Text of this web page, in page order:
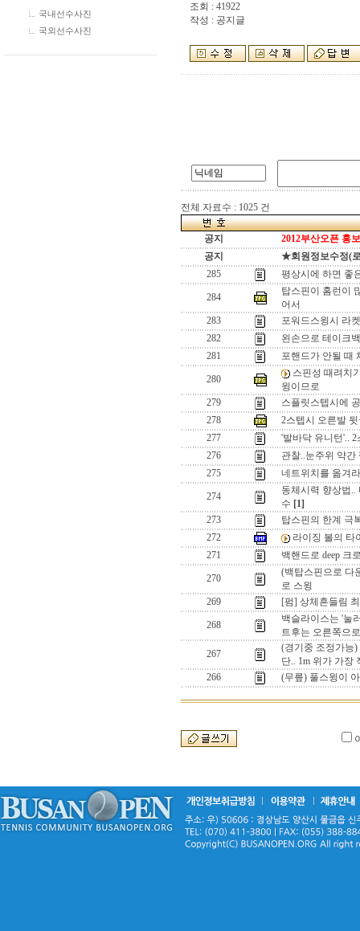
국내선수사진
국외선수사진
조회 : 41922
작성 : 공지글
전체 자료수 : 1025 건
공지
2012부산오픈 홍
공지
★회원정보수정(
285
평상시에 하면 좋
284
탑스핀이 홈런이
어서
283
포워드스윙시 라
282
왼손으로 테이크
281
포핸드가 안될 때
280
스핀성 때려치
윙이므로
279
스플릿스텝시에
278
2스텝시 오른발
277
'발바닥 유니턴'..
276
관찰..눈주위 약간
275
네트위치를 옮겨
274
동체시력 향상법..
수 [1]
273
탑스핀의 한계 극
272
라이징 볼의 타
271
백핸드로 deep 크
270
(백탑스핀으로 다
로 스윙
269
[펌] 상체흔들림
268
백슬라이스는 '눌
트후는 오른쪽으
267
(경기중 조정가능
단.. 1m 위가 가장
266
(무릎) 풀스윙이